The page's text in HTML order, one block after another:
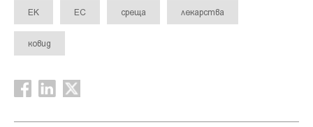
ЕК ЕС среща лекарства
ковид